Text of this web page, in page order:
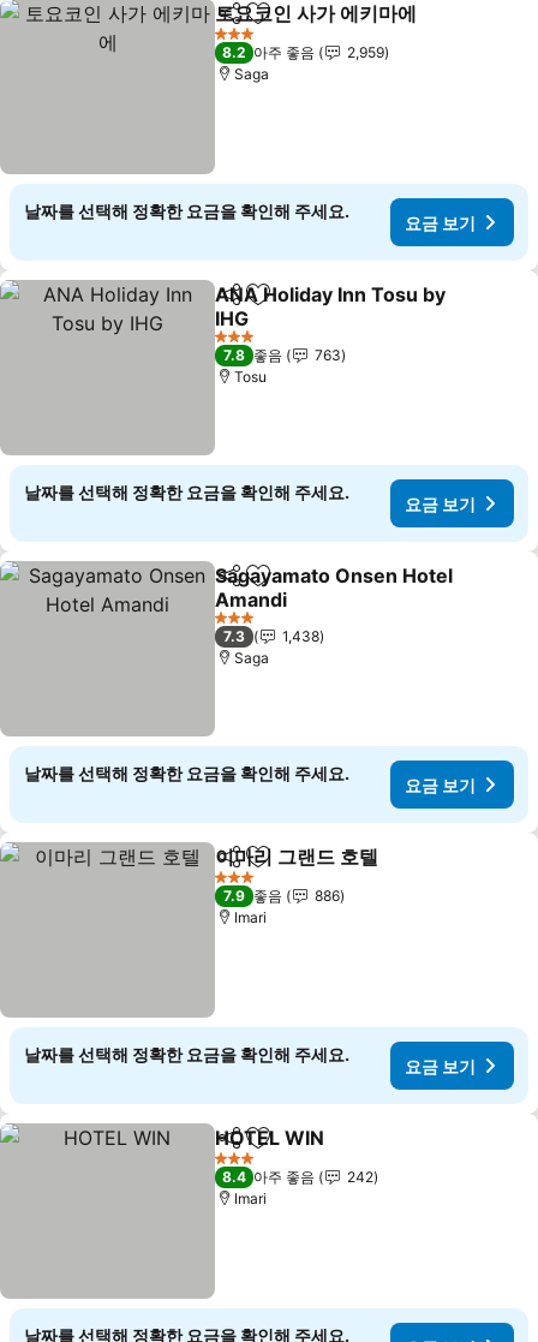
공유 즐겨찾기에 추가
토요코인 사가 에키마에
3 성급
8.2 아주 좋음
2,959
Saga
날짜를 선택해 정확한 요금을 확인해 주세요.
요금 보기
공유 즐겨찾기에 추가
ANA Holiday Inn Tosu by
IHG
3 성급
7.8 좋음
763
Tosu
날짜를 선택해 정확한 요금을 확인해 주세요.
요금 보기
공유 즐겨찾기에 추가
Sagayamato Onsen Hotel
Amandi
3 성급
7.3
1,438
Saga
날짜를 선택해 정확한 요금을 확인해 주세요.
요금 보기
공유 즐겨찾기에 추가
이마리 그랜드 호텔
3 성급
7.9 좋음
886
Imari
날짜를 선택해 정확한 요금을 확인해 주세요.
요금 보기
공유 즐겨찾기에 추가
HOTEL WIN
3 성급
8.4 아주 좋음
242
Imari
날짜를 선택해 정확한 요금을 확인해 주세요.